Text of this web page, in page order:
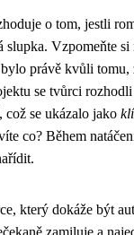
o tom, jestli
slupka. Vzpomeňte
právě kvůli tomu,
se tvůrci rozhodli
což se ukázalo jako
co? Během
který dokáže být